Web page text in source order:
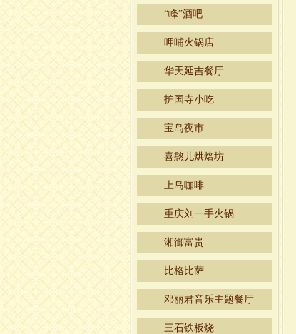
“峰”酒吧
呷哺火锅店
华天延吉餐厅
护国寺小吃
宝岛夜市
喜憨儿烘焙坊
上岛咖啡
重庆刘一手火锅
湘御富贵
比格比萨
邓丽君音乐主题餐厅
三石铁板烧